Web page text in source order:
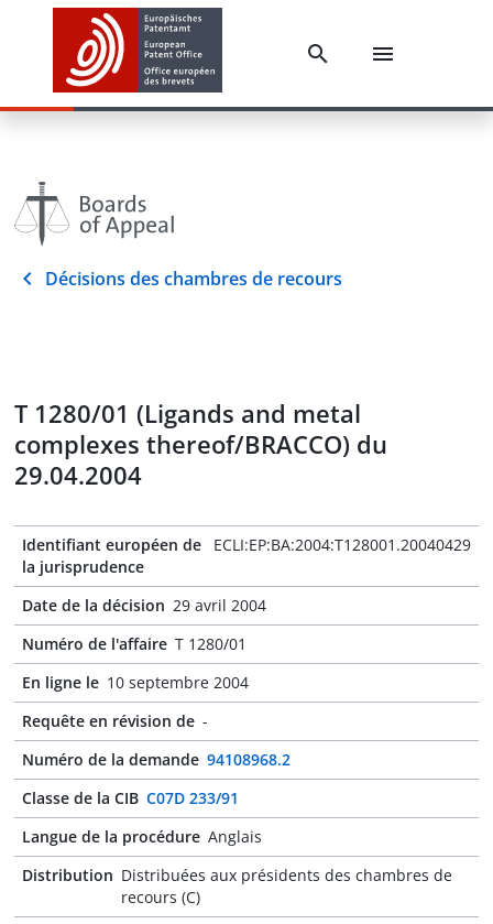
Décisions des chambres de recours
T 1280/01 (Ligands and metal
complexes thereof/BRACCO) du
29.04.2004
Identifiant européen de
la jurisprudence
ECLI:EP:BA:2004:T128001.20040429
Date de la décision 29 avril 2004
Numéro de l'affaire T 1280/01
En ligne le 10 septembre 2004
Requête en révision de -
Numéro de la demande 94108968.2
Classe de la CIB C07D 233/91
Langue de la procédure Anglais
Distribution Distribuées aux présidents des chambres de
recours (C)